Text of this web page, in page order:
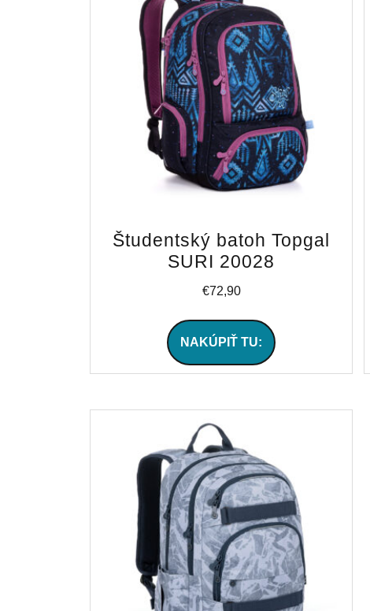
Študentský batoh Topgal
SURI 20028
€72,90
NAKÚPIŤ TU: